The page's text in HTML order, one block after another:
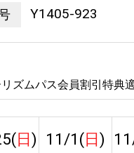
Y1405-923
ズムパス会員割引特典
日)
11/1(日)